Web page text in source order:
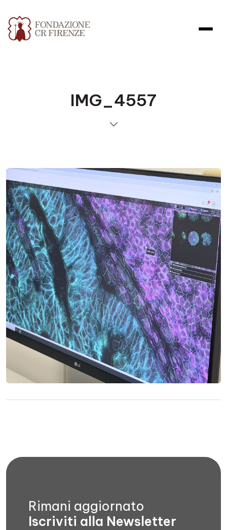
IMG_4557
Rimani aggiornato
Iscriviti alla Newsletter